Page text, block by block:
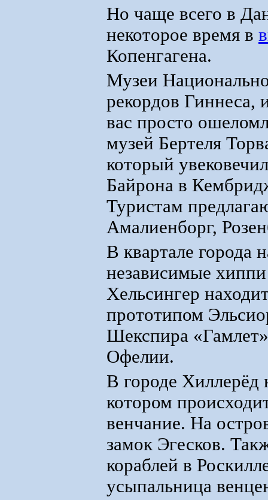
Но чаще всего в
некоторое время в
Копенгагена.
Музеи
рекордов Гиннеса,
вас просто
музей Бертеля
который
Байрона в
Туристам
Амалиенборг,
В квартале города
независимые
Хельсингер
прототипом
Шекспира
Офелии.
В городе Хиллерёд
котором
венчание. На
замок Эгесков.
кораблей в
усыпальница